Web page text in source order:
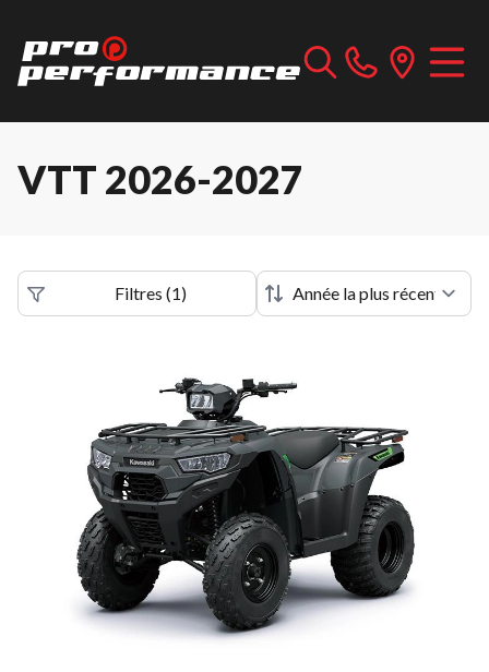
VTT 2026-2027
Filtres (1)